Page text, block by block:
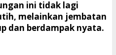
ini tidak lagi
melainkan jembatan
dan berdampak nyata.